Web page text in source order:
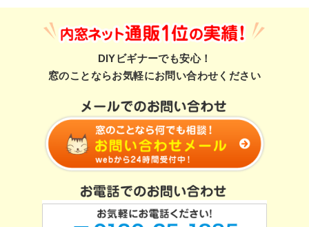
DIYビギナーでも安心！
窓のことならお気軽にお問い合わせください